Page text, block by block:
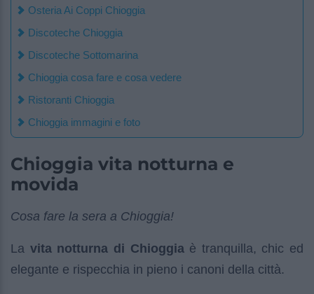
Osteria Ai Coppi Chioggia
Discoteche Chioggia
Discoteche Sottomarina
Chioggia cosa fare e cosa vedere
Ristoranti Chioggia
Chioggia immagini e foto
Chioggia vita notturna e
movida
Cosa fare la sera a Chioggia!
La vita notturna di Chioggiaè tranquilla, chic ed
elegante e rispecchia in pieno i canoni della città.